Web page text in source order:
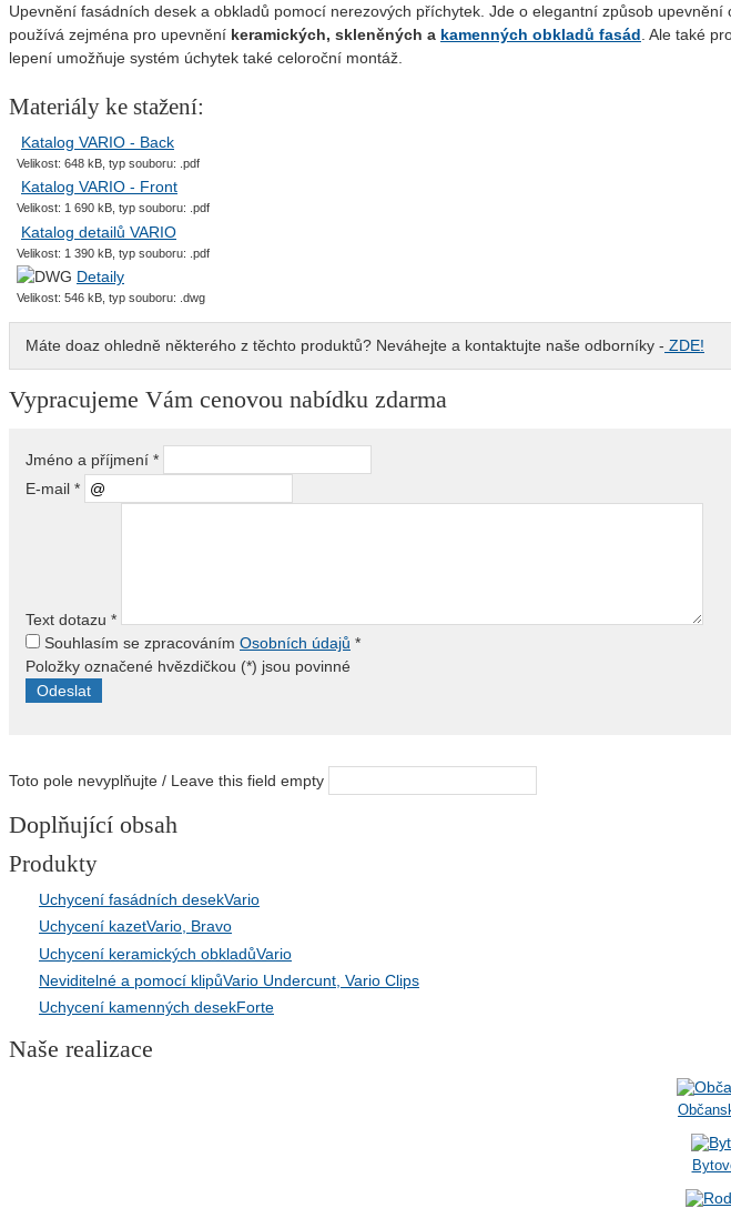
Upevnění fasádních desek a obkladů pomocí nerezových příchytek. Jde o elegantní způsob
používá zejména pro upevnění keramických, skleněných a kamenných obkladů fasád . Ale také
lepení umožňuje systém úchytek také celoroční montáž.
Materiály ke stažení:
Katalog VARIO - Back
Velikost: 648 kB, typ souboru: .pdf
Katalog VARIO - Front
Velikost: 1 690 kB, typ souboru: .pdf
Katalog detailů VARIO
Velikost: 1 390 kB, typ souboru: .pdf
Detaily
Velikost: 546 kB, typ souboru: .dwg
Máte doaz ohledně některého z těchto produktů? Neváhejte a kontaktujte naše odborníky - ZDE!
Vypracujeme Vám cenovou nabídku zdarma
Jméno a příjmení *
E-mail *
Text dotazu *
Souhlasím se zpracováním Osobních údajů *
Položky označené hvězdičkou (*) jsou povinné
Toto pole nevyplňujte / Leave this field empty
Doplňující obsah
Produkty
Uchycení fasádních desekVario
Uchycení kazetVario, Bravo
Uchycení keramických obkladůVario
Neviditelné a pomocí klipůVario Undercunt, Vario Clips
Uchycení kamenných desekForte
Naše realizace